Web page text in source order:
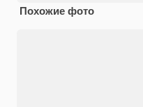
Похожие фото